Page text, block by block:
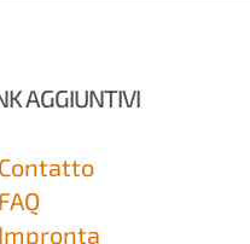
AGGIUNTIVI
Contatto
FAQ
Impronta